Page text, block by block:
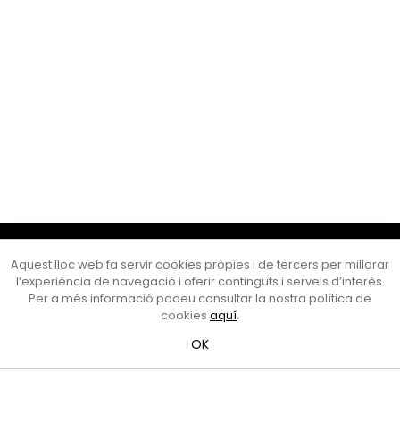
Cultura Mataró
Ajuntament de Mataró
C. de Sant Josep, 9 (Mataró, 08302)
Horari d'obertura: dilluns, dimecres i divendres de 10 a 13 h.
al telèfon al 93 758 23 61
Bústia ciutadana
Aquest lloc web fa servir cookies pròpies i de tercers per millorar
l’experiència de navegació i oferir continguts i serveis d’interès.
Per a més informació podeu consultar la nostra política de
cookies aquí.
OK